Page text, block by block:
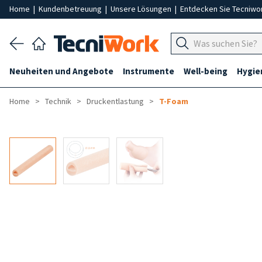
Home | Kundenbetreuung | Unsere Lösungen | Entdecken Sie
Neuheiten und Angebote Instrumente Well-being
Home Technik Druckentlastung T-Foam